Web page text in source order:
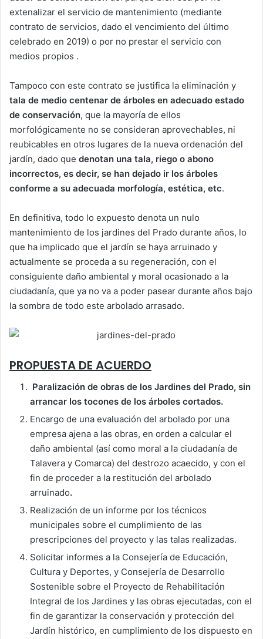
extenalizar el servicio de mantenimiento (mediante
contrato de servicios, dado el vencimiento del último
celebrado en 2019) o por no prestar el servicio con
medios propios .
Tampoco con este contrato se justifica la eliminación y
tala de medio centenar de árboles en adecuado estado
de conservación, que la mayoría de ellos
morfológicamente no se consideran aprovechables, ni
reubicables en otros lugares de la nueva ordenación del
jardín, dado que denotan una tala, riego o abono
incorrectos, es decir, se han dejado ir los árboles
conforme a su adecuada morfología, estética, etc.
En definitiva, todo lo expuesto denota un nulo
mantenimiento de los jardines del Prado durante años, lo
que ha implicado que el jardín se haya arruinado y
actualmente se proceda a su regeneración, con el
consiguiente daño ambiental y moral ocasionado a la
ciudadanía, que ya no va a poder pasear durante años bajo
la sombra de todo este arbolado arrasado.
PROPUESTA DE ACUERDO
Paralización de obras de los Jardines del Prado, sin
arrancar los tocones de los árboles cortados.
Encargo de una evaluación del arbolado por una
empresa ajena a las obras, en orden a calcular el
daño ambiental (así como moral a la ciudadanía de
Talavera y Comarca) del destrozo acaecido, y con el
fin de proceder a la restitución del arbolado
arruinado.
Realización de un informe por los técnicos
municipales sobre el cumplimiento de las
prescripciones del proyecto y las talas realizadas.
Solicitar informes a la Consejería de Educación,
Cultura y Deportes, y Consejería de Desarrollo
Sostenible sobre el Proyecto de Rehabilitación
Integral de los Jardines y las obras ejecutadas, con el
fin de garantizar la conservación y protección del
Jardín histórico, en cumplimiento de los dispuesto en